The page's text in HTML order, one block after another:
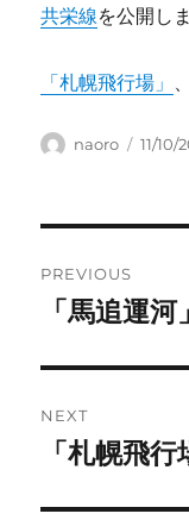
共栄線を公開し
「札幌飛行場」 、
Author
naoro 11/10/
navigation
PREVIOUS
Previous
「馬追運河」
NEXT
Next
「札幌飛行